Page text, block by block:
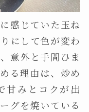
感じていた玉ね
にして色が変わ
意外と手間ひま
る理由は、炒め
甘みとコクが出
グを焼いている